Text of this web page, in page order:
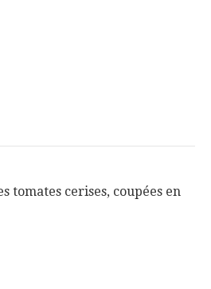
tomates cerises, coupées en